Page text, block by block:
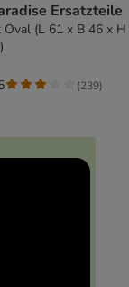
Ersatzteile
Oval (L 61 x B 46 x H
(239)